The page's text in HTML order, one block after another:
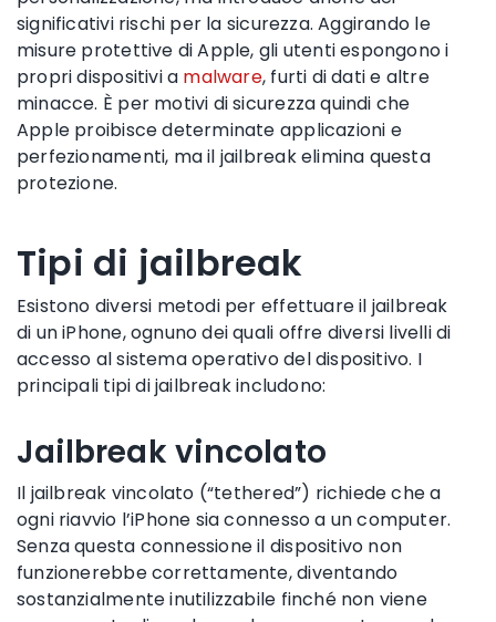
significativi rischi per la sicurezza. Aggirando le
misure protettive di Apple, gli utenti espongono i
propri dispositivi a malware, furti di dati e altre
minacce. È per motivi di sicurezza quindi che
Apple proibisce determinate applicazioni e
perfezionamenti, ma il jailbreak elimina questa
protezione.
Tipi di jailbreak
Esistono diversi metodi per effettuare il jailbreak
di un iPhone, ognuno dei quali offre diversi livelli di
accesso al sistema operativo del dispositivo. I
principali tipi di jailbreak includono:
Jailbreak vincolato
Il jailbreak vincolato (“tethered”) richiede che a
ogni riavvio l’iPhone sia connesso a un computer.
Senza questa connessione il dispositivo non
funzionerebbe correttamente, diventando
sostanzialmente inutilizzabile finché non viene